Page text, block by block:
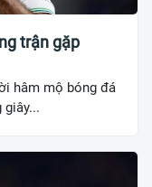
trận gặp
hâm mộ bóng đá